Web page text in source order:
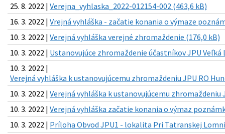
25. 8. 2022 | Verejna_vyhlaska_2022-012154-002 (463,6 kB)
16. 3. 2022 | Vrejná vyhláška - začatie konania o výmaze
10. 3. 2022 | Verejná vyhláška verejné zhromaždenie (176,0 kB)
10. 3. 2022 | Ustanovujúce zhromaždenie účastníkov JPU Veľká
10. 3. 2022 |
Verejná vyhláška k ustanovujúcemu zhromaždeniu JPU RO
10. 3. 2022 | Verejná vyhláška k ustanovujúcemu zhromaždeniu
10. 3. 2022 | Verejná vyhláška začatie konania o výmaz
10. 3. 2022 | Príloha Obvod JPU1 - lokalita Pri Tatranskej